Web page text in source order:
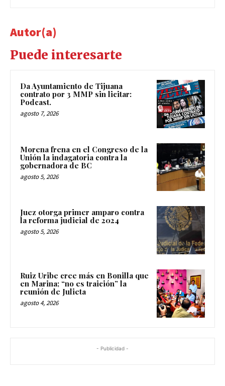
Autor(a)
Puede interesarte
Da Ayuntamiento de Tijuana
contrato por 3 MMP sin licitar:
Podcast.
agosto 7, 2026
Morena frena en el Congreso de la
Unión la indagatoria contra la
gobernadora de BC
agosto 5, 2026
Juez otorga primer amparo contra
la reforma judicial de 2024
agosto 5, 2026
Ruiz Uribe cree más en Bonilla que
en Marina; “no es traición” la
reunión de Julieta
agosto 4, 2026
- Publicidad -